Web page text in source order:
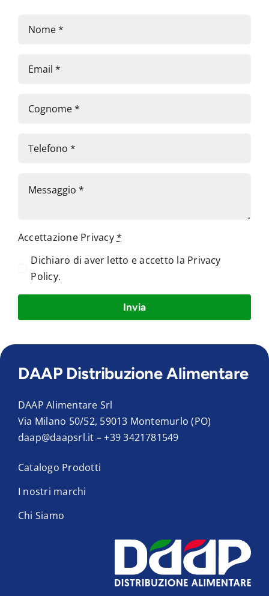
Accettazione Privacy*
Dichiaro di aver letto e accetto la Privacy
Policy.
Invia
DAAP Distribuzione Alimentare
DAAP Alimentare Srl
Via Milano 50/52, 59013 Montemurlo (PO)
daap@daapsrl.it –+39 3421781549
Catalogo Prodotti
I nostri marchi
Chi Siamo